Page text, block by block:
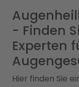
- Finden
Experten
Hier finden Sie